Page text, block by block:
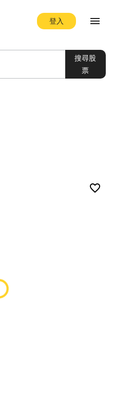
登入 menu
搜尋股
票
favorite_border